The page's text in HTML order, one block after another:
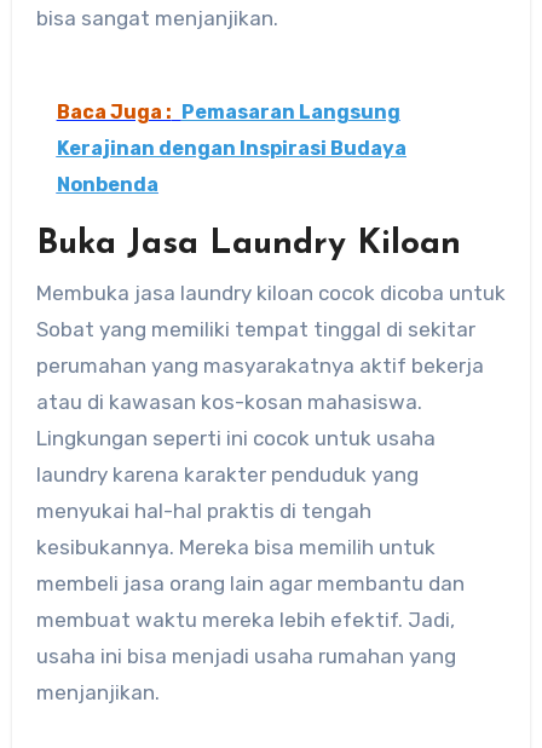
bisa sangat menjanjikan.
Baca Juga :
Pemasaran Langsung
Kerajinan dengan Inspirasi Budaya
Nonbenda
Buka Jasa Laundry Kiloan
Membuka jasa laundry kiloan cocok dicoba untuk
Sobat yang memiliki tempat tinggal di sekitar
perumahan yang masyarakatnya aktif bekerja
atau di kawasan kos-kosan mahasiswa.
Lingkungan seperti ini cocok untuk usaha
laundry karena karakter penduduk yang
menyukai hal-hal praktis di tengah
kesibukannya. Mereka bisa memilih untuk
membeli jasa orang lain agar membantu dan
membuat waktu mereka lebih efektif. Jadi,
usaha ini bisa menjadi usaha rumahan yang
menjanjikan.